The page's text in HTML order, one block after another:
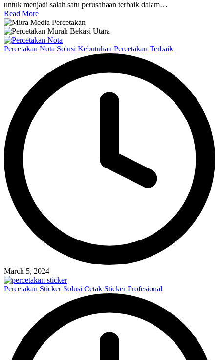
untuk menjadi salah satu perusahaan terbaik dalam…
Read More
Percetakan Nota Solusi Kebutuhan Percetakan Terbaik
March 5, 2024
Percetakan Sticker Solusi Cetak Sticker Profesional